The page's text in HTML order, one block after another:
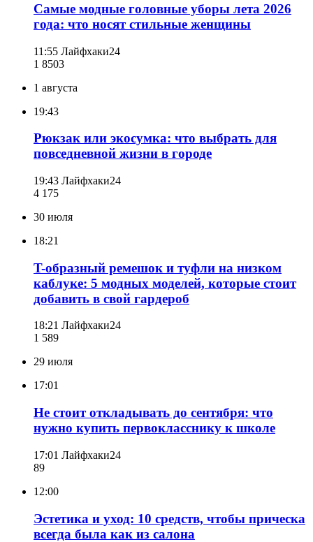
Самые модные головные уборы лета 2026
года: что носят стильные женщины
11:55 Лайфхаки24
1 8503
1 августа
19:43
Рюкзак или экосумка: что выбрать для
повседневной жизни в городе
19:43 Лайфхаки24
4 175
30 июля
18:21
T-образный ремешок и туфли на низком
каблуке: 5 модных моделей, которые стоит
добавить в свой гардероб
18:21 Лайфхаки24
1 589
29 июля
17:01
Не стоит откладывать до сентября: что
нужно купить первокласснику к школе
17:01 Лайфхаки24
89
12:00
Эстетика и уход: 10 средств, чтобы прическа
всегда была как из салона